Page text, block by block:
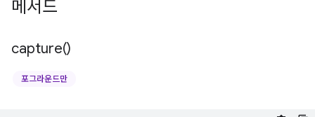
메서드
capture()
포그라운드만